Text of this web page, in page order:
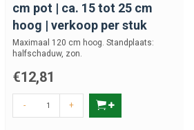
cm pot | ca. 15 tot 25 cm
hoog | verkoop per stuk
Maximaal 120 cm hoog. Standplaats:
halfschaduw, zon.
€12,81
- +